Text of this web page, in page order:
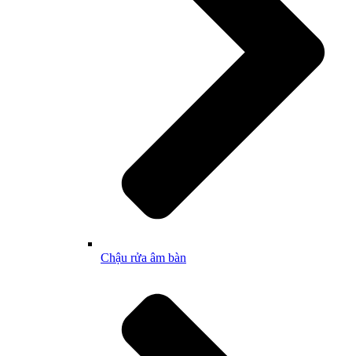
Chậu rửa âm bàn